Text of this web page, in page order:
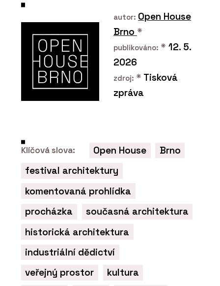
autor: Open House
Brno *
publikováno: * 12. 5.
2026
zdroj: * Tisková
zpráva
Klíčová slova: Open House
Brno
festival architektury
komentovaná prohlídka
procházka
současná architektura
historická architektura
industriální dědictví
veřejný prostor
kultura